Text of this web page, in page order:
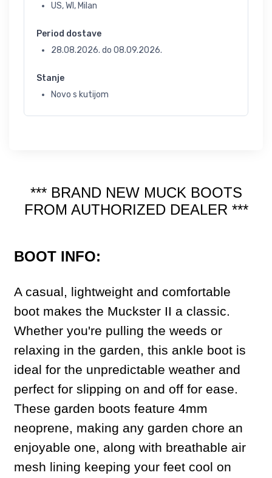
US, WI, Milan
Period dostave
28.08.2026. do 08.09.2026.
Stanje
Novo s kutijom